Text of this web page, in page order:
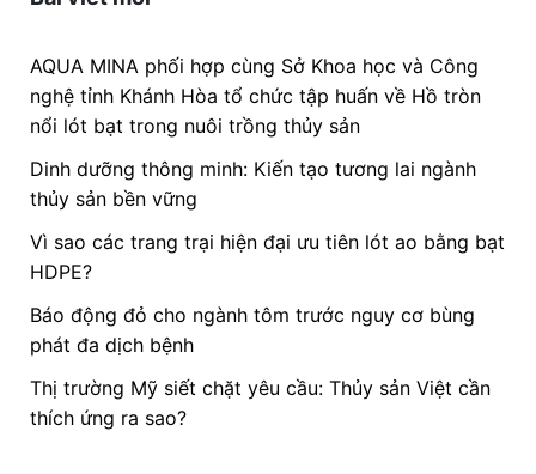
AQUA MINA phối hợp cùng Sở Khoa học và Công
nghệ tỉnh Khánh Hòa tổ chức tập huấn về Hồ tròn
nổi lót bạt trong nuôi trồng thủy sản
Dinh dưỡng thông minh: Kiến tạo tương lai ngành
thủy sản bền vững
Vì sao các trang trại hiện đại ưu tiên lót ao bằng bạt
HDPE?
Báo động đỏ cho ngành tôm trước nguy cơ bùng
phát đa dịch bệnh
Thị trường Mỹ siết chặt yêu cầu: Thủy sản Việt cần
thích ứng ra sao?